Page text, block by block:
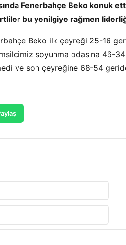
Fenerbahçe Beko konuk
bu yenilgiye rağmen
Beko ilk çeyreği 25-16
soyunma odasına 46-
ve son çeyreğine 68-54